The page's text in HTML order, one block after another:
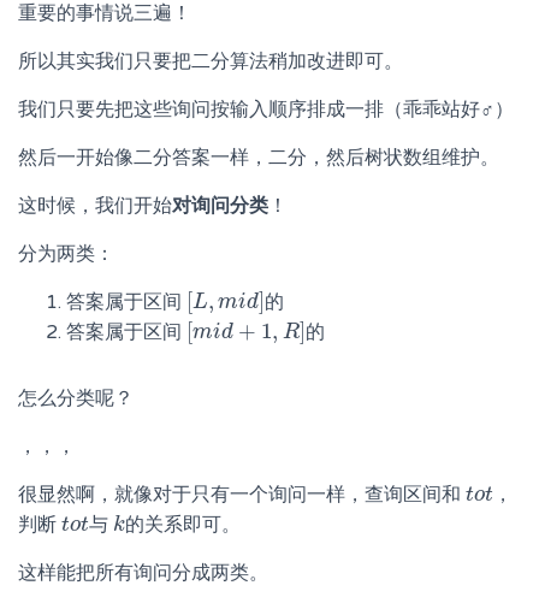
重要的事情说三遍！
所以其实我们只要把二分算法稍加改进即可。
我们只要先把这些询问按输入顺序排成一排（乖乖站好♂ ）
然后一开始像二分答案一样，二分，然后树状数组维护。
这时候，我们开始对询问分类 ！
分为两类：
答案属于区间 [L, mid]
[L,mid]
的
答案属于区间 [mid + 1, R]
[mid+ 1,R] 的
怎么分类呢？
，，，
很显然啊，就像对于只有一个询问一样，查询区间和 tot
tot ，
判断 tot
tot与 k
k的关系即可。
这样能把所有询问分成两类。